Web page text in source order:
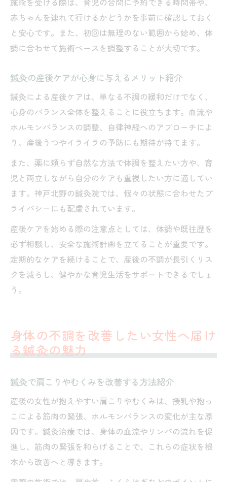
施術を受ける際は、育児の合間に予約できる時間帯や、
赤ちゃんを連れて行けるかどうかを事前に確認しておく
と安心です。また、初回は無理のない範囲から始め、体
調に合わせて施術ペースを調整することが大切です。
鍼灸の産後ケアが心身に与えるメリット紹介
鍼灸による産後ケアは、単なる不調の緩和だけでなく、
心身のバランス全体を整えることに役立ちます。血流や
ホルモンバランスの調整、自律神経へのアプローチによ
り、産後うつやイライラの予防にも期待が持てます。
また、薬に頼らず自然な方法で体調を整えたい方や、育
児と両立しながら自分のケアも重視したい方に適してい
ます。神戸北野の鍼灸院では、個々の状態に合わせたプ
ライバシーにも配慮されています。
産後ケアを始める際の注意点としては、体調や既往歴を
必ず相談し、安全な施術計画を立てることが重要です。
定期的なケアを続けることで、産後の不調が長引くリス
クを減らし、健やかな育児生活をサポートできるでしょ
う。
身体の不調を改善したい女性へ届け
る鍼灸の魅力
鍼灸で肩こりやむくみを改善する方法紹介
産後の女性が抱えやすい肩こりやむくみは、授乳や抱っ
こによる筋肉の緊張、ホルモンバランスの変化が主な原
因です。鍼灸治療では、身体の血流やリンパの流れを促
進し、筋肉の緊張を和らげることで、これらの症状を根
本から改善へと導きます。